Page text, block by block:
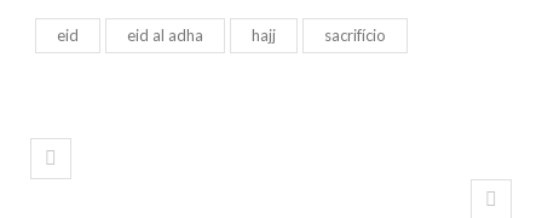
eid eid al adha hajj sacrifício